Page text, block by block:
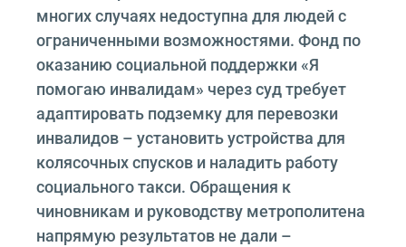
многих случаях недоступна для людей с
ограниченными возможностями. Фонд по
оказанию социальной поддержки «Я
помогаю инвалидам» через суд требует
адаптировать подземку для перевозки
инвалидов – установить устройства для
колясочных спусков и наладить работу
социального такси. Обращения к
чиновникам и руководству метрополитена
напрямую результатов не дали –